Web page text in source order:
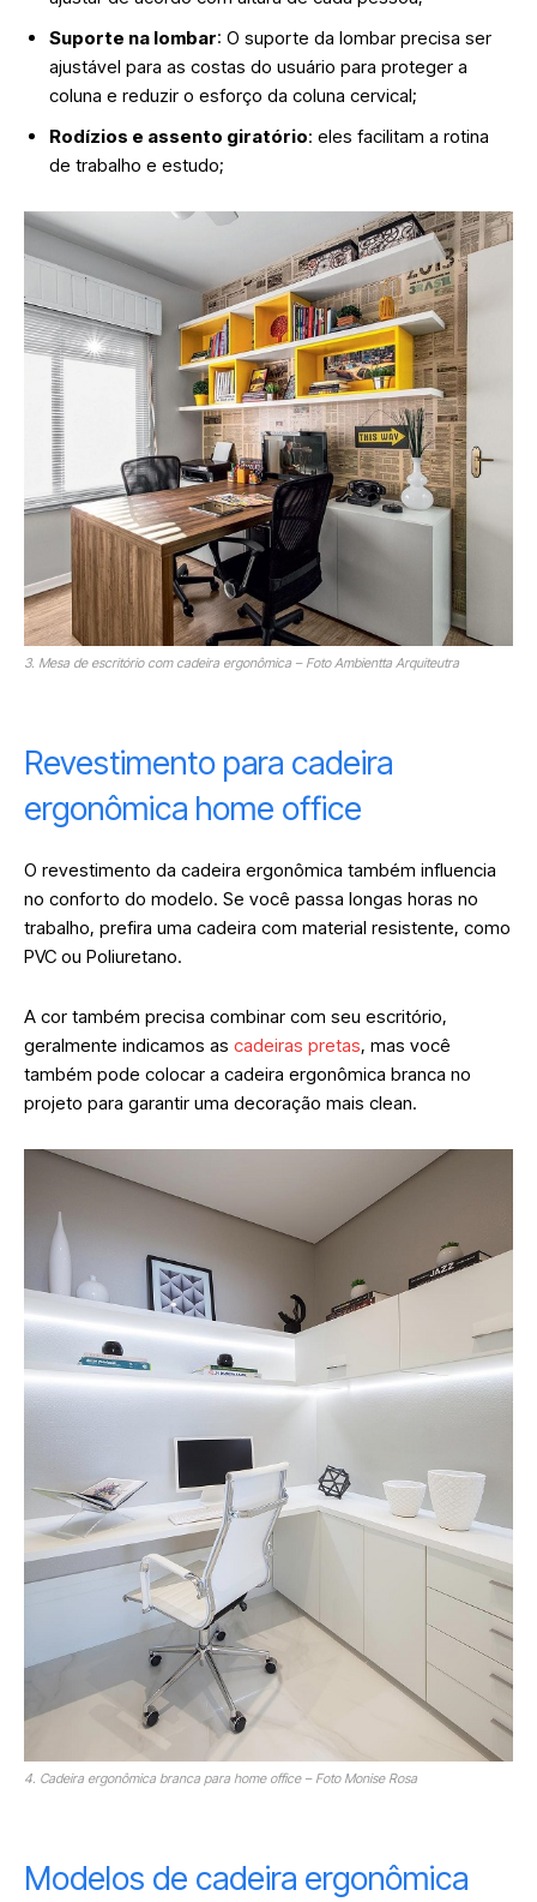
Suporte na lombar: O suporte da lombar precisa ser
ajustável para as costas do usuário para proteger a
coluna e reduzir o esforço da coluna cervical;
Rodízios e assento giratório: eles facilitam a rotina
de trabalho e estudo;
3. Mesa de escritório com cadeira ergonômica – Foto Ambientta Arquiteutra
Revestimento para cadeira
ergonômica home office
O revestimento da cadeira ergonômica também influencia
no conforto do modelo. Se você passa longas horas no
trabalho, prefira uma cadeira com material resistente, como
PVC ou Poliuretano.
A cor também precisa combinar com seu escritório,
geralmente indicamos as cadeiras pretas, mas você
também pode colocar a cadeira ergonômica branca no
projeto para garantir uma decoração mais clean.
4. Cadeira ergonômica branca para home office – Foto Monise Rosa
Modelos de cadeira ergonômica